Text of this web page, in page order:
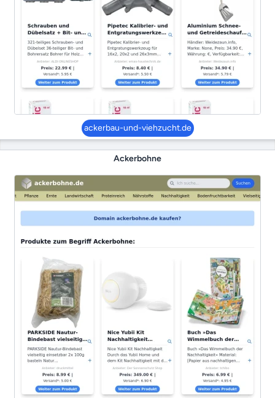
ackerbau-und-viehzucht.de
Ackerbohne